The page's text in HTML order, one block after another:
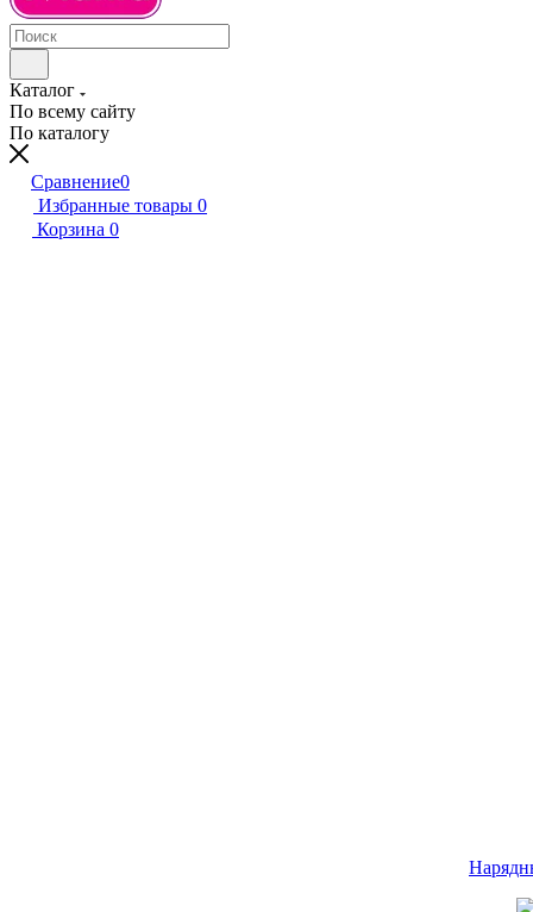
Каталог
По всему сайту
По каталогу
Сравнение0
Избранные товары 0
Корзина 0